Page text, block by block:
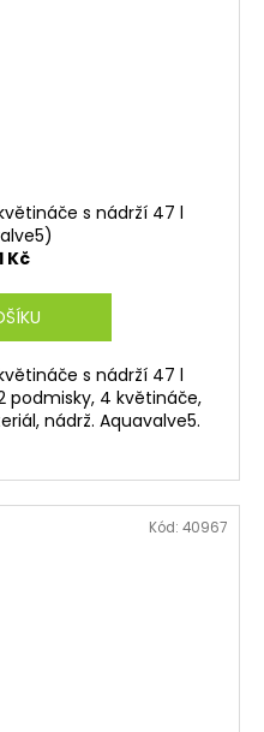
s nádrží 47 l
Kč
s nádrží 47 l
podmisky, 4 květináče,
nádrž. Aquavalve5.
Kód: 40967